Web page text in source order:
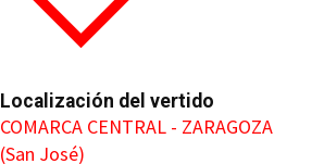
Localización del vertido
COMARCA CENTRAL - ZARAGOZA
(San José)